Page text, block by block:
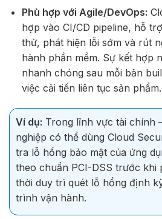
Phù hợp với Agile/DevOps:
hợp vào CI/CD pipeline, hỗ
thử, phát hiện lỗi sớm và rút
hành phần mềm. Sự kết hợp
nhanh chóng sau mỗi bản
việc cải tiến liên tục sản phẩm.
Ví dụ: Trong lĩnh vực tài chính
nghiệp có thể dùng Cloud
tra lỗ hổng bảo mật của ứng
theo chuẩn PCI-DSS trước khi
thời duy trì quét lỗ hổng định
trình vận hành.